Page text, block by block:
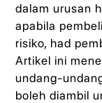
dalam urusan
apabila
risiko, had
Artikel ini
undang-
boleh diambil